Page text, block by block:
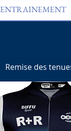
ENTRAINEMENT